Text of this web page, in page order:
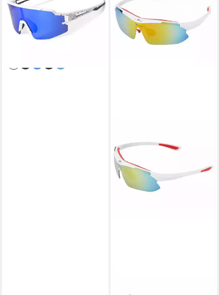
UV-Schutz und
Korrektureinsatz
34,95 € UVP 39,95 €